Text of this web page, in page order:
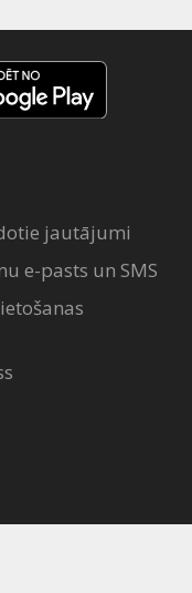
jautājumi
e-pasts un SMS